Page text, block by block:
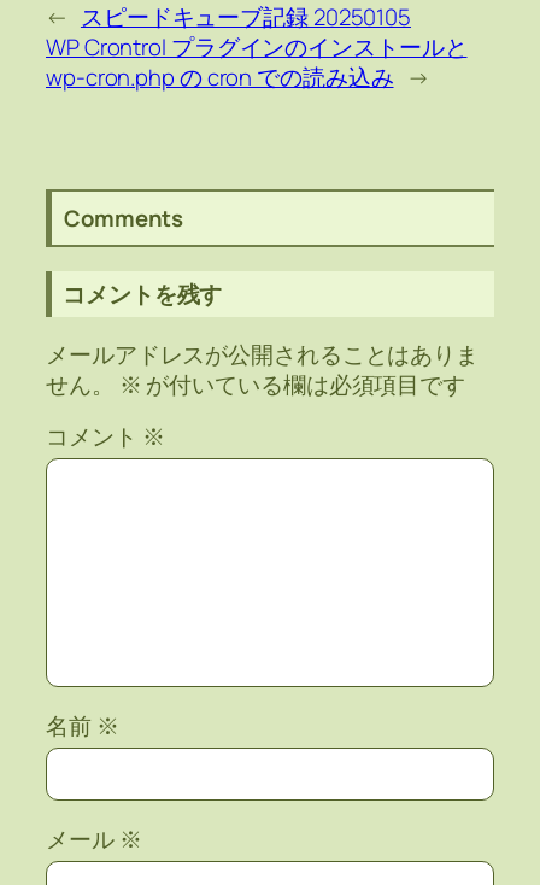
← スピードキューブ記録 20250105
WP Crontrol プラグインのインストールと
wp-cron.php の cron での読み込み →
Comments
コメントを残す
メールアドレスが公開されることはありま
せん。
※ が付いている欄は必須項目です
コメント ※
名前 ※
メール ※